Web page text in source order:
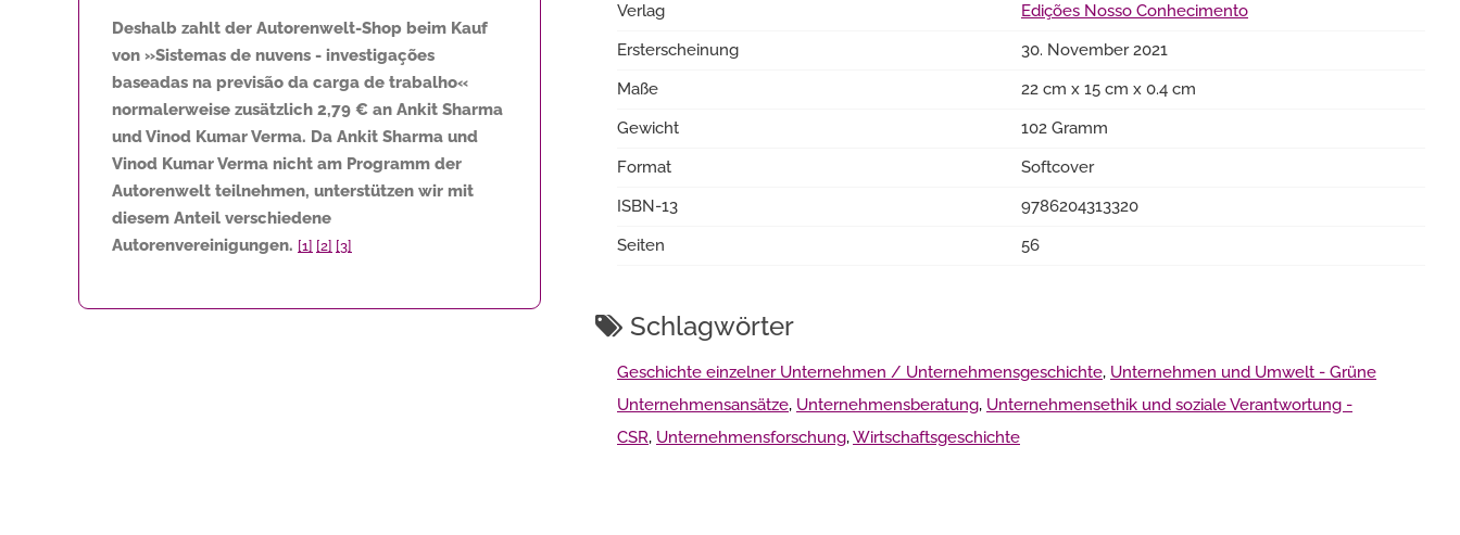
Deshalb zahlt der Autorenwelt-Shop beim Kauf
von »Sistemas de nuvens - investigações
baseadas na previsão da carga de trabalho«
normalerweise zusätzlich 2,79 € an Ankit Sharma
und Vinod Kumar Verma. Da Ankit Sharma und
Vinod Kumar Verma nicht am Programm der
Autorenwelt teilnehmen, unterstützen wir mit
diesem Anteil verschiedene
Autorenvereinigungen. [1] [2] [3]
Verlag
Edições Nosso Conhecimento
Ersterscheinung
30. November 2021
Maße
22 cm x 15 cm x 0.4 cm
Gewicht
102 Gramm
Format
Softcover
ISBN-13
9786204313320
Seiten
56
Schlagwörter
Geschichte einzelner Unternehmen / Unternehmensgeschichte, Unternehmen und Umwelt - Grüne
Unternehmensansätze, Unternehmensberatung, Unternehmensethik und soziale Verantwortung -
CSR, Unternehmensforschung,Wirtschaftsgeschichte